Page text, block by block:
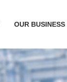
OUR BUSINESS